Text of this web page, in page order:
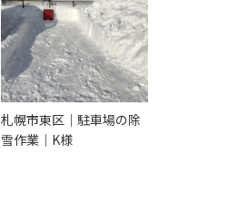
札幌市東区｜駐車場の除
雪作業｜K様